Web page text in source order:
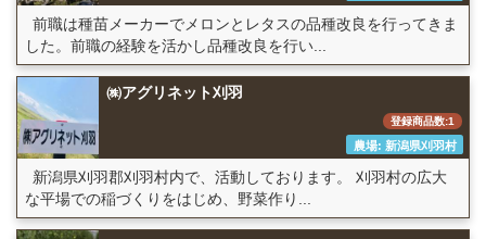
前職は種苗メーカーでメロンとレタスの品種改良を行ってきま
した。前職の経験を活かし品種改良を行い...
㈱アグリネット刈羽
登録商品数:1
農場: 新潟県刈羽村
新潟県刈羽郡刈羽村内で、活動しております。 刈羽村の広大
な平場での稲づくりをはじめ、野菜作り...